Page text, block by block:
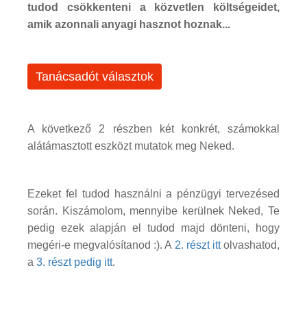
tudod csökkenteni a közvetlen költségeidet,
amik azonnali anyagi hasznot hoznak...
Tanácsadót választok
A következő 2 részben két konkrét, számokkal
alátámasztott eszközt mutatok meg Neked.
Ezeket fel tudod használni a pénzügyi tervezésed
során. Kiszámolom, mennyibe kerülnek Neked, Te
pedig ezek alapján el tudod majd dönteni, hogy
megéri-e megvalósítanod :). A 2. részt ittolvashatod,
a 3. részt pedig itt.